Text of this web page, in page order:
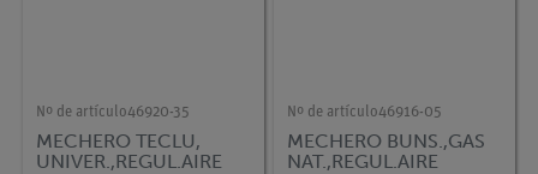
Nº de artículo46920-35
MECHERO TECLU,
UNIVER.,REGUL.AIRE
Nº de artículo46916-05
MECHERO BUNS.,GAS
NAT.,REGUL.AIRE